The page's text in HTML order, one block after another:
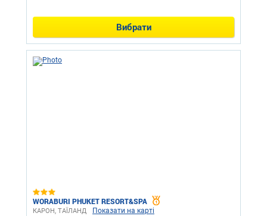
Вибрати
WORABURI PHUKET RESORT&SPA
КАРОН, ТАЇЛАНД Показати на карті